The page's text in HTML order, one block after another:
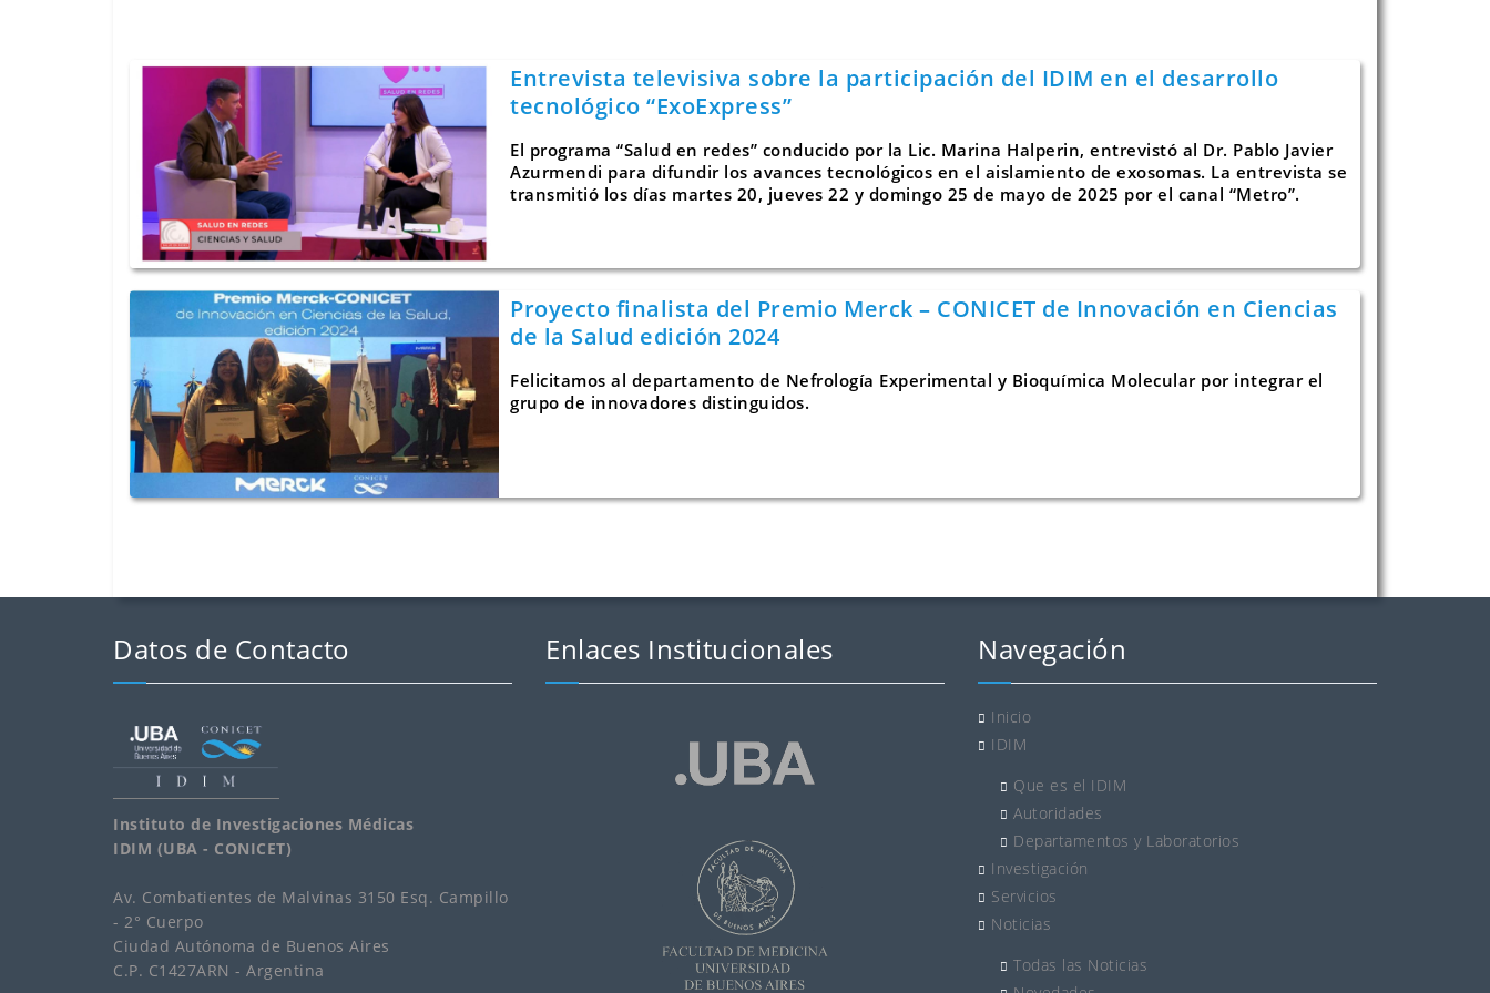
Entrevista televisiva sobre la participación del IDIM en el desarrollo
tecnológico “ExoExpress”
El programa “Salud en redes” conducido por la Lic. Marina Halperin, entrevistó al Dr. Pablo Javier
Azurmendi para difundir los avances tecnológicos en el aislamiento de exosomas. La entrevista se
transmitió los días martes 20, jueves 22 y domingo 25 de mayo de 2025 por el canal “Metro”.
Proyecto finalista del Premio Merck – CONICET de Innovación en Ciencias
de la Salud edición 2024
Felicitamos al departamento de Nefrología Experimental y Bioquímica Molecular por integrar el
grupo de innovadores distinguidos.
Datos de Contacto
Instituto de Investigaciones Médicas
IDIM (UBA - CONICET)
Av. Combatientes de Malvinas 3150 Esq. Campillo
- 2° Cuerpo
Ciudad Autónoma de Buenos Aires
C.P. C1427ARN - Argentina
Enlaces Institucionales Navegación
Inicio
IDIM
Que es el IDIM
Autoridades
Departamentos y Laboratorios
Investigación
Servicios
Noticias
Todas las Noticias